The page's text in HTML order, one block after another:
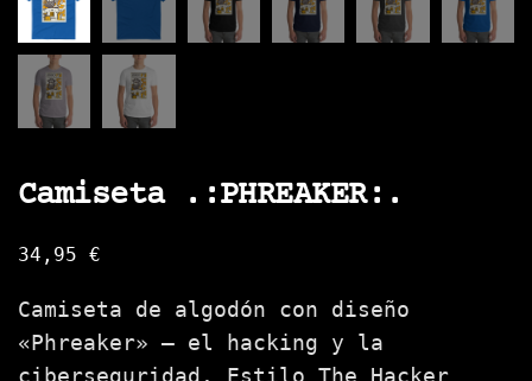
Camiseta .:PHREAKER:.
34,95 €
Camiseta de algodón con diseño
«Phreaker» — el hacking y la
ciberseguridad. Estilo The Hacker